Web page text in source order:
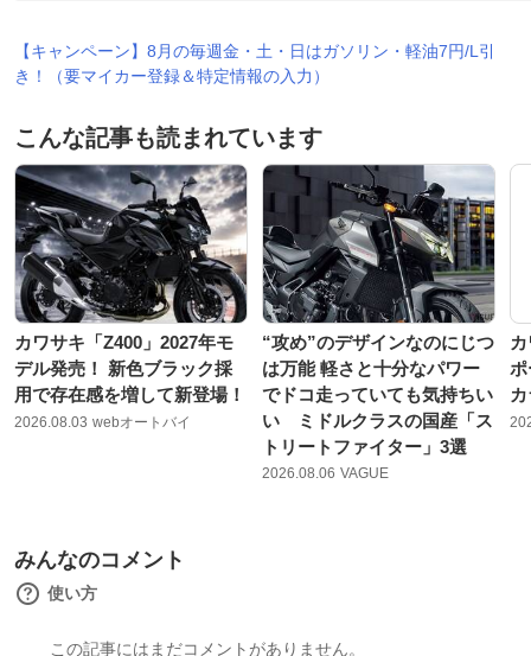
【キャンペーン】8月の毎週金・土・日はガソリン・軽油7円/L引
き！（要マイカー登録＆特定情報の入力）
こんな記事も読まれています
カワサキ「Z400」2027年モ
デル発売！ 新色ブラック採
用で存在感を増して新登場！
2026.08.03 webオートバイ
“攻め”のデザインなのにじつ
は万能 軽さと十分なパワー
でドコ走っていても気持ちい
い ミドルクラスの国産「ス
トリートファイター」3選
2026.08.06 VAGUE
ポ
みんなのコメント
使い方
この記事にはまだコメントがありません。